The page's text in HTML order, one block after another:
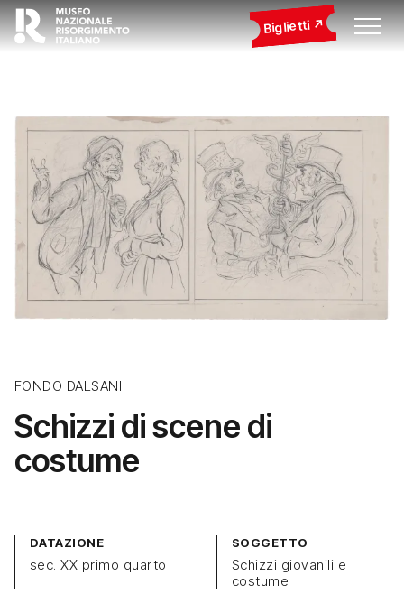
Biglietti
FONDO DALSANI
Schizzi di scene di
costume
DATAZIONE
sec. XX primo quarto
SOGGETTO
Schizzi giovanili e
costume